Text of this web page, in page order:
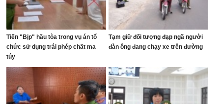
Tiến "Bịp" hầu tòa trong vụ án tổ
chức sử dụng trái phép chất ma
túy
Tạm giữ đối tượng đạp ngã người
đàn ông đang chạy xe trên đường